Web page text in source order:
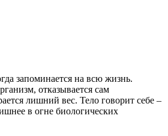
запоминается на всю жизнь.
отказывается сам
лишний вес. Тело говорит себе –
в огне биологических